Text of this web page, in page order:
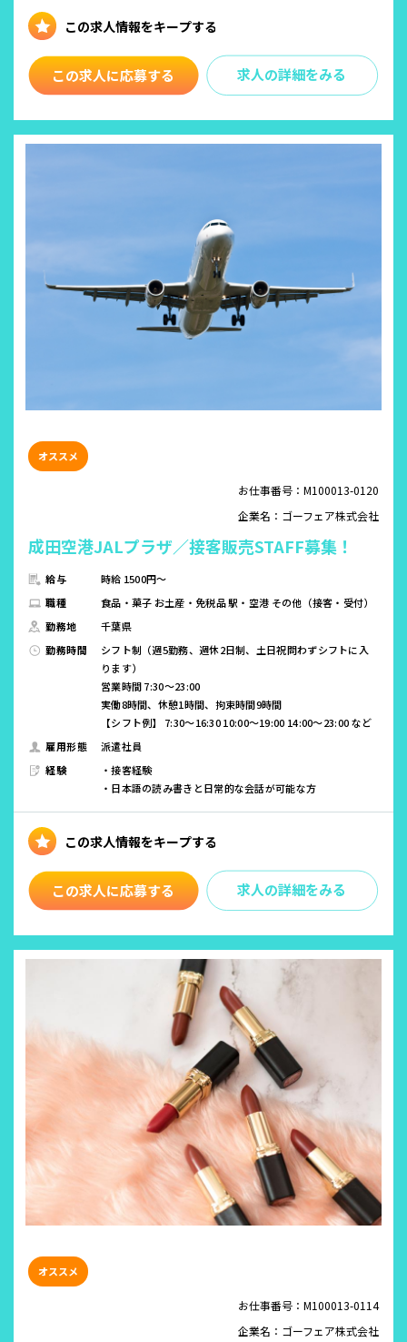
求人の詳細をみる
お仕事番号：M100013-0120
企業名：ゴーフェア株式会社
成田空港JALプラザ／接客販売STAFF募集！
給与
時給 1500円～
職種
食品・菓子 お土産・免税品 駅・空港 その他（接客・受付）
勤務地
千葉県
勤務時間
シフト制（週5勤務、週休2日制、土日祝問わずシフトに入
ります）
営業時間 7:30～23:00
実働8時間、休憩1時間、拘束時間9時間
【シフト例】 7:30～16:30 10:00～19:00 14:00～23:00 など
雇用形態
派遣社員
経験
・接客経験
・日本語の読み書きと日常的な会話が可能な方
求人の詳細をみる
お仕事番号：M100013-0114
企業名：ゴーフェア株式会社